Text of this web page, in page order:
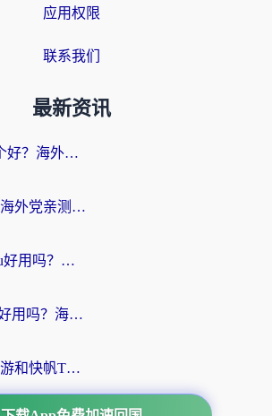
应用权限
联系我们
最新资讯
雷神手游和sixfast哪个好？海外党亲测3款回国加速器，教你选对不踩坑
穿梭和快喵好用吗？海外党亲测：小众加速器对比+番茄加速器深度体验
云极和Unblock Youku好用吗？海外党亲测+2026回国加速器避坑指南
ChickCN和海外回国好用吗？海外党2026亲测：从手游到影音，选对加速器的3个关键
海外党必看：雷神手游和快帆TV版好用吗？3步选对回国加速器不踩坑